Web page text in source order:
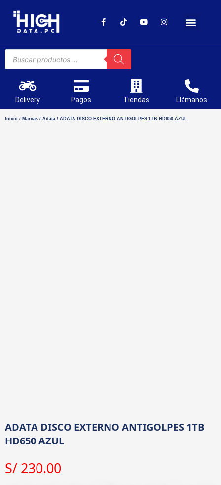
Delivery Pagos Tiendas Llámanos
Inicio / Marcas / Adata / ADATA DISCO EXTERNO ANTIGOLPES 1TB HD650 AZUL
ADATA DISCO EXTERNO ANTIGOLPES 1TB
HD650 AZUL
S/ 230.00